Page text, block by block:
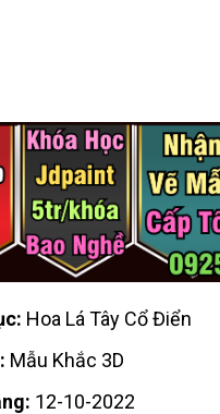
Hoa Lá Tây Cổ Điển
Mẫu Khắc 3D
12-10-2022